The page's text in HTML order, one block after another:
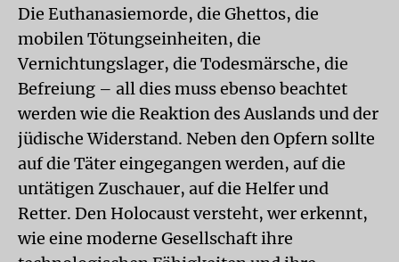
Die Euthanasiemorde, die Ghettos, die
mobilen Tötungseinheiten, die
Vernichtungslager, die Todesmärsche, die
Befreiung – all dies muss ebenso beachtet
werden wie die Reaktion des Auslands und der
jüdische Widerstand. Neben den Opfern sollte
auf die Täter eingegangen werden, auf die
untätigen Zuschauer, auf die Helfer und
Retter. Den Holocaust versteht, wer erkennt,
wie eine moderne Gesellschaft ihre